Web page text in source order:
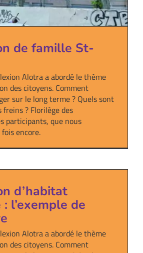
de famille St-
Alotra a abordé le thème
des citoyens. Comment
sur le long terme ? Quels sont
? Florilège des
participants, que nous
encore.
d’habitat
l’exemple de
Alotra a abordé le thème
des citoyens. Comment